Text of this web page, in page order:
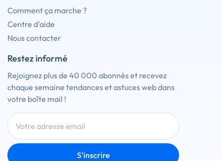
Comment ça marche ?
Centre d'aide
Nous contacter
Restez informé
Rejoignez plus de 40 000 abonnés et recevez
chaque semaine tendances et astuces web dans
votre boîte mail !
S'inscrire